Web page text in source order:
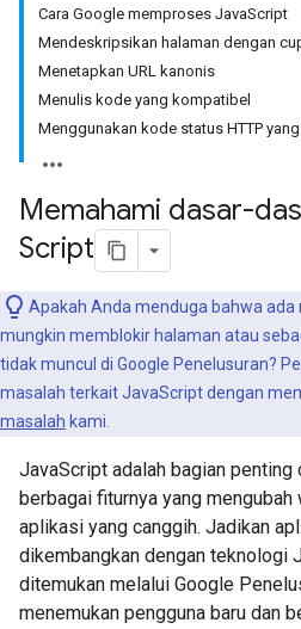
Cara Google memproses JavaScript
Mendeskripsikan halaman dengan
Menetapkan URL kanonis
Menulis kode yang kompatibel
Menggunakan kode status HTTP
Memahami dasar-
Script
Apakah Anda menduga bahwa
mungkin memblokir halaman atau
tidak muncul di Google Penelusuran?
masalah terkait JavaScript dengan
masalah kami.
JavaScript adalah bagian
berbagai fiturnya yang
aplikasi yang canggih. Jadikan
dikembangkan dengan teknologi
ditemukan melalui Google
menemukan pengguna baru dan